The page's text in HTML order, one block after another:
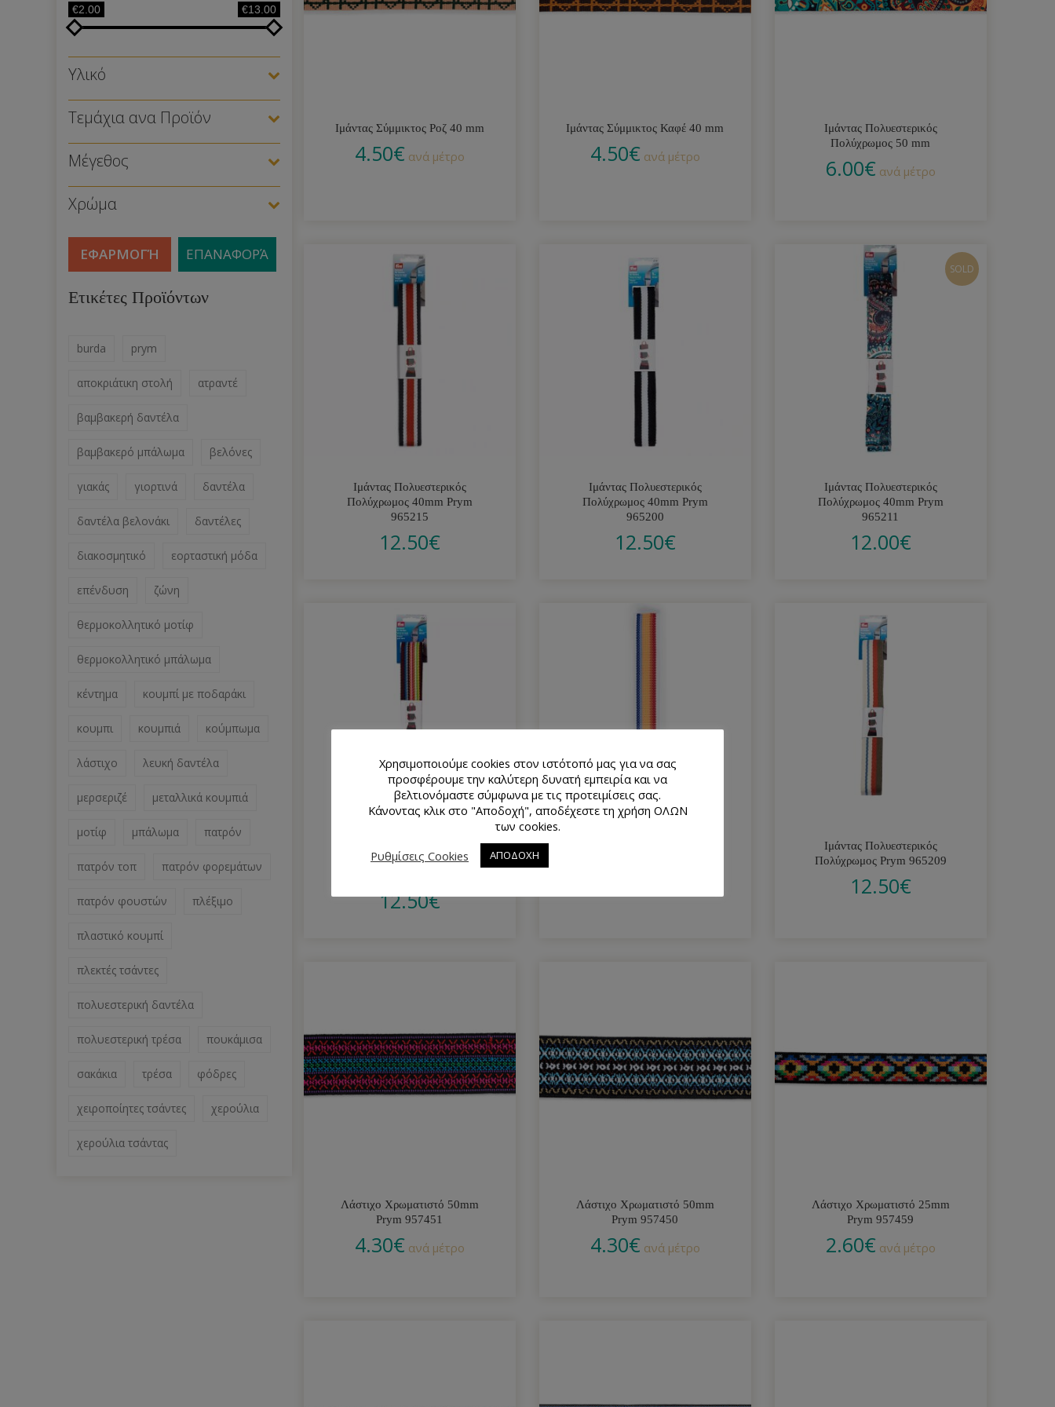
€2.00 €13.00
Υλικό
Τεμάχια ανα Προϊόν
Μέγεθος
Χρώμα
ΕΦΑΡΜΟΓΉ ΕΠΑΝΑΦΟΡΆ
Ετικέτες Προϊόντων
burda prym
αποκριάτικη στολή ατραντέ
βαμβακερή δαντέλα
βαμβακερό μπάλωμα βελόνες
γιακάς γιορτινά δαντέλα
δαντέλα βελονάκι δαντέλες
διακοσμητικό εορταστική μόδα
επένδυση ζώνη
θερμοκολλητικό μοτίφ
θερμοκολλητικό μπάλωμα
κέντημα κουμπί με ποδαράκι
κουμπι κουμπιά κούμπωμα
λάστιχο λευκή δαντέλα
μερσεριζέ μεταλλικά κουμπιά
μοτίφ μπάλωμα πατρόν
πατρόν τοπ πατρόν φορεμάτων
πατρόν φουστών πλέξιμο
πλαστικό κουμπί
πλεκτές τσάντες
πολυεστερική δαντέλα
πολυεστερική τρέσα πουκάμισα
σακάκια τρέσα φόδρες
χειροποίητες τσάντες χερούλια
χερούλια τσάντας
Ιμάντας Σύμμικτος Ροζ 40 mm
4.50€ ανά μέτρο
Ιμάντας Σύμμικτος Καφέ 40 mm
4.50€ ανά μέτρο
Ιμάντας Πολυεστερικός
Πολύχρωμος 50 mm
6.00€ ανά μέτρο
Ιμάντας Πολυεστερικός
Πολύχρωμος 40mm Prym
965215
12.50€
Ιμάντας Πολυεστερικός
Πολύχρωμος 40mm Prym
965200
12.50€
SOLD
Ιμάντας Πολυεστερικός
Πολύχρωμος 40mm Prym
965211
12.00€
Πολύχρωμος 40mm Prym
12.50€
Ιμάντας Πολυεστερικός
Πολύχρωμος Prym 965209
12.50€
Λάστιχο Χρωματιστό 50mm
Prym 957451
4.30€ ανά μέτρο
Λάστιχο Χρωματιστό 50mm
Prym 957450
4.30€ ανά μέτρο
Λάστιχο Χρωματιστό 25mm
Prym 957459
2.60€ ανά μέτρο
Χρησιμοποιούμε cookies στον ιστότοπό μας για να σας
προσφέρουμε την καλύτερη δυνατή εμπειρία και να
βελτιονόμαστε σύμφωνα με τις προτειμίσεις σας.
Κάνοντας κλικ στο "Αποδοχή", αποδέχεστε τη χρήση ΟΛΩΝ
των cookies.
Ρυθμίσεις Cookies
ΑΠΟΔΟΧΗ